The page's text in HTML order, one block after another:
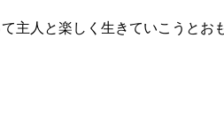
主人と楽しく生きていこうとお